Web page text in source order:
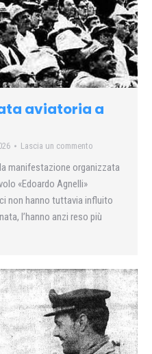
aviatoria a
Lascia un commento
manifestazione organizzata
«Edoardo Agnelli»
non hanno tuttavia influito
l’hanno anzi reso più